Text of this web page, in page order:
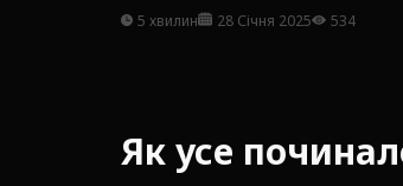
5 хвилин 28 Січня 2025 534
Як усе